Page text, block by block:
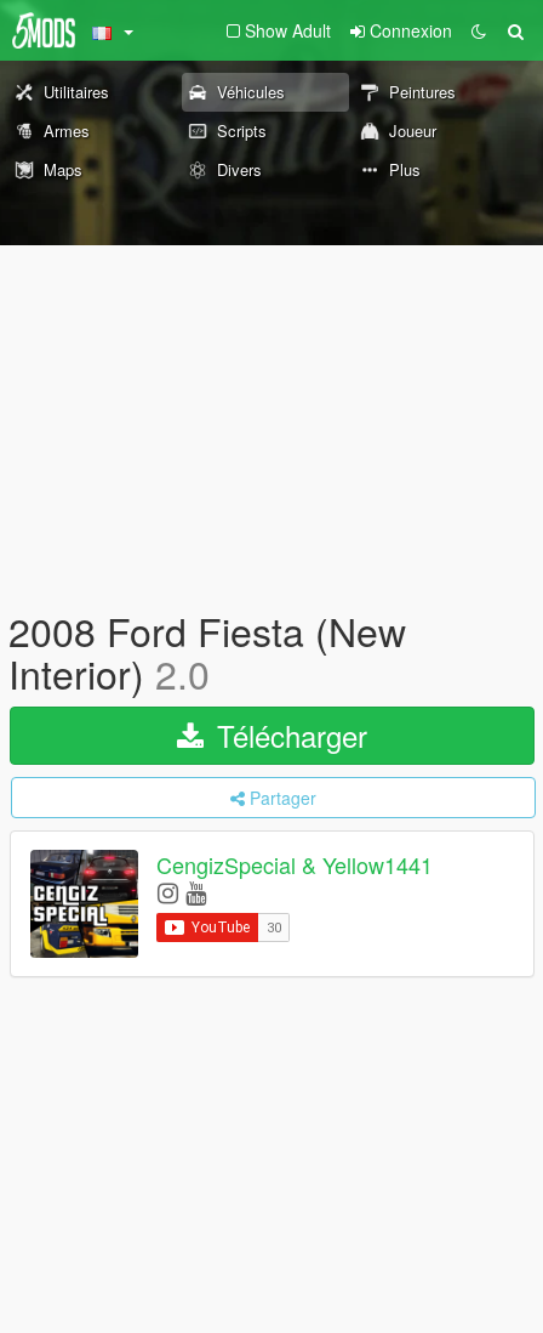
Show Adult Connexion
Utilitaires Véhicules
Peintures
Armes
Scripts
Joueur
Maps
Divers Plus
2008 Ford Fiesta (New
Interior) 2.0
Télécharger
Partager
CengizSpecial & Yellow1441